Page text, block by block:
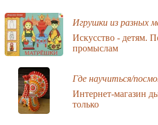
Игрушки из разных
Искусство - детям.
промыслам
Где научиться/
Интернет-магазин
только